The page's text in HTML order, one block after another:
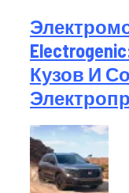
Кузов И